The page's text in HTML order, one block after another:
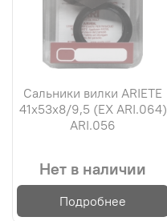
Сальники вилки ARIETE
41х53х8/9,5 (EX ARI.064)
ARI.056
Нет в наличии
Подробнее